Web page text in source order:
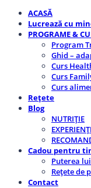
ACASĂ
Lucrează cu
PROGRAME &
Program
Ghid –
Curs
Curs
Curs
Rețete
Blog
NUTRIȚIE
Cadou pentru
Puterea
Rețete de
Contact